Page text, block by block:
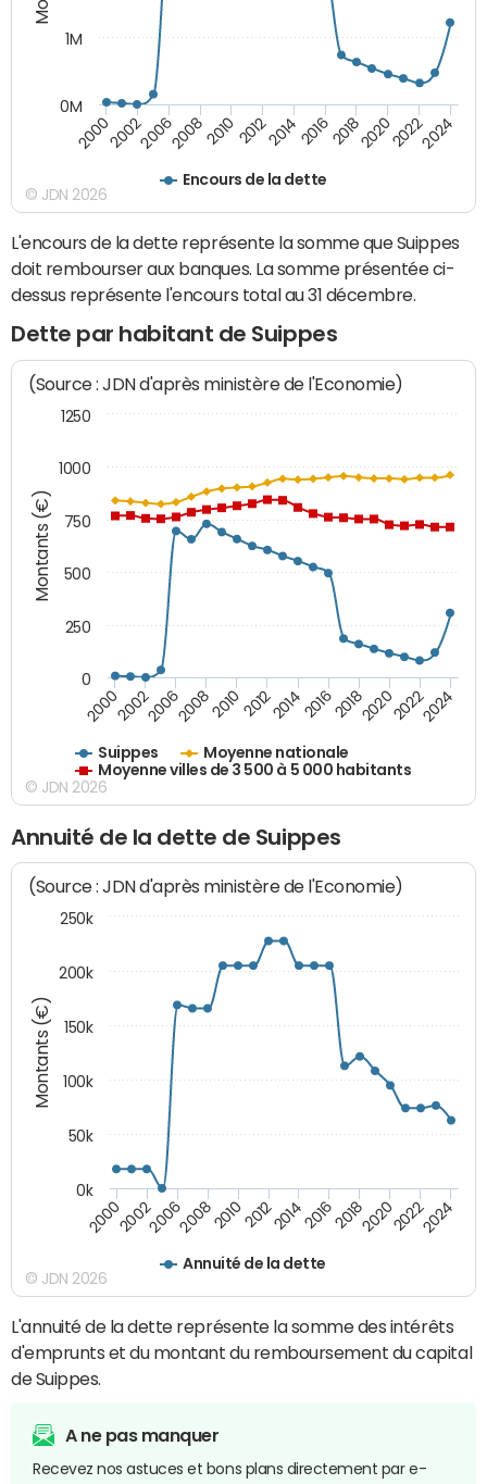
Encours de la dette
20002002200620082010 2012201420162018202020222024
0M
1M
© JDN 2026
L'encours de la dette représente la somme que Suippes
doit rembourser aux banques. La somme présentée ci-
dessus représente l'encours total au 31 décembre.
Dette par habitant de Suippes
Montants (€)
(Source : JDN d'après ministère de l'Economie)
Suippes
Moyenne nationale
Moyenne villes de 3 500 à 5 000 habitants
200020022006200820102012201420162018202020222024
0
250
500
750
1000
1250
© JDN 2026
Annuité de la dette de Suippes
Montants (€)
(Source : JDN d'après ministère de l'Economie)
Annuité de la dette
200020022006200820102012201420162018202020222024
0k
50k
100k
150k
200k
250k
© JDN 2026
L'annuité de la dette représente la somme des intérêts
d'emprunts et du montant du remboursement du capital
de Suippes.
A ne pas manquer
Recevez nos astuces et bons plans directement par e-